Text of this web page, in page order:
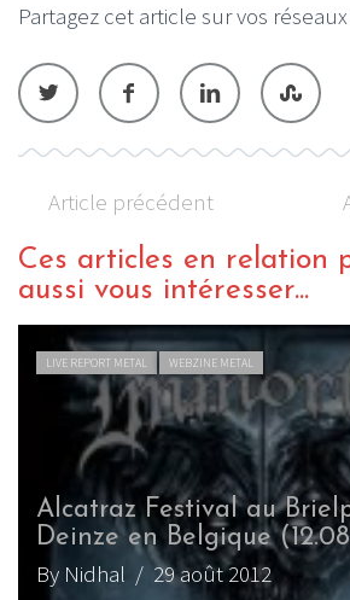
Partagez cet article sur vos
Article précédent
Ces articles en relation
aussi vous intéresser...
LIVE REPORT METAL WEBZINE METAL
Alcatraz Festival au
Deinze en Belgique
By Nidhal / 29 août 2012